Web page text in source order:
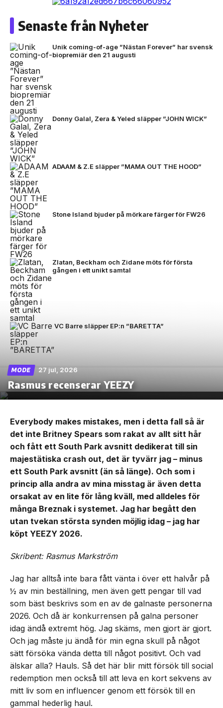
Senaste från Nyheter
Unik coming-of-age ”Nästan Forever” har svensk
biopremiär den 21 augusti
Donny Galal, Zera & Yeled släpper ”JOHN WICK”
ADAAM & Z.E släpper ”MAMA OUT THE HOOD”
Stone Island bjuder på mörkare färger för FW26
Zlatan, Beckham och Zidane möts för första
gången i ett unikt samtal
VC Barre släpper EP:n ”BARETTA”
MODE 27 jul, 2026
Rasmus recenserar YEEZY
Everybody makes mistakes, men i detta fall så är
det inte Britney Spears som rakat av allt sitt hår
och fått ett South Park avsnitt dedikerat till sin
majestätiska crash out, det är tyvärr jag – minus
ett South Park avsnitt (än så länge). Och som i
princip alla andra av mina misstag är även detta
orsakat av en lite för lång kväll, med alldeles för
många Breznak i systemet. Jag har begått den
utan tvekan största synden möjlig idag – jag har
köpt YEEZY 2026.
Skribent: Rasmus Markström
Jag har alltså inte bara fått vänta i över ett halvår på
½ av min beställning, men även gett pengar till vad
som bäst beskrivs som en av de galnaste personerna
2026. Och då är konkurrensen på galna personer
idag ändå extremt hög. Jag skäms, men gjort är gjort.
Och jag måste ju ändå för min egna skull på något
sätt försöka vända detta till något positivt. Och vad
älskar alla? Hauls. Så det här blir mitt försök till social
redemption men också till att leva en kort sekvens av
mitt liv som en influencer genom ett försök till en
gammal hederlig haul.